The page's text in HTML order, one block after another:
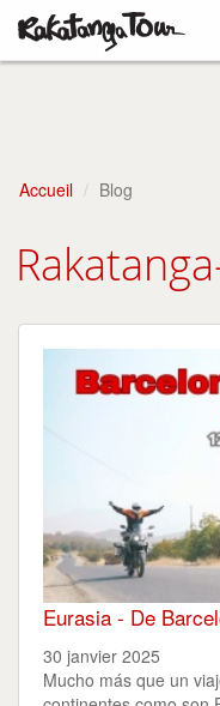
Accueil Blog
Eurasia - De
30 janvier 2025
Mucho más que un